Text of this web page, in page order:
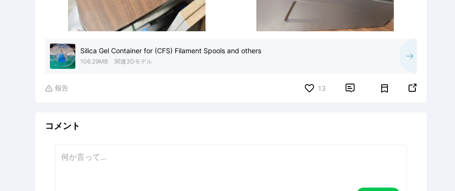
Silica Gel Container for (CFS) Filament Spools and others
106.29MB 関連3Dモデル
 報告 13  
コメント